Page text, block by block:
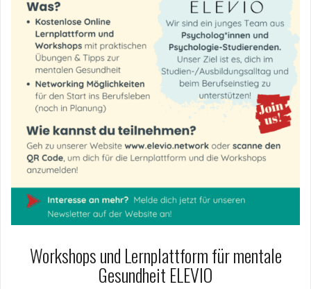
Workshops und Lernplattform für mentale
Gesundheit ELEVIO